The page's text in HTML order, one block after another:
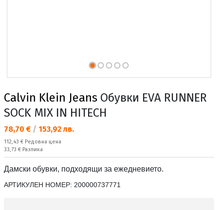
Calvin Klein Jeans Обувки EVA RUNNER
SOCK MIX IN HITECH
Текуща цена:
78,70 € / 153,92 лв.
Редовна цена:
112,43 € Редовна цена
Спестявате:
33,73 € Разлика
Дамски обувки, подходящи за ежедневието.
АРТИКУЛЕН НОМЕР: 200000737771